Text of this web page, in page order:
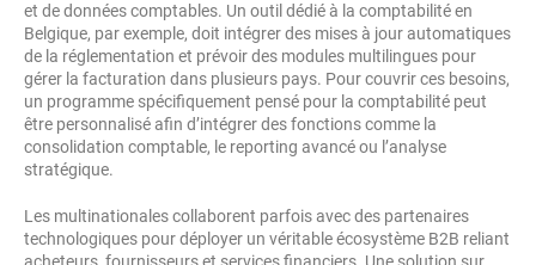
et de données comptables. Un outil dédié à la comptabilité en
Belgique, par exemple, doit intégrer des mises à jour automatiques
de la réglementation et prévoir des modules multilingues pour
gérer la facturation dans plusieurs pays. Pour couvrir ces besoins,
un programme spécifiquement pensé pour la comptabilité peut
être personnalisé afin d’intégrer des fonctions comme la
consolidation comptable, le reporting avancé ou l’analyse
stratégique.
Les multinationales collaborent parfois avec des partenaires
technologiques pour déployer un véritable écosystème B2B reliant